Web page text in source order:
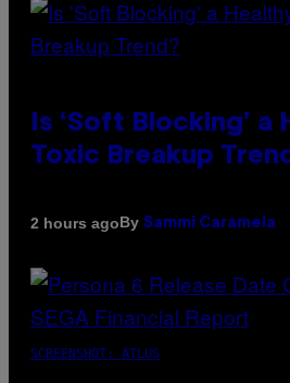
Is ‘Soft Blocking’ a
Toxic Breakup
2 hours agoBy Sammi Caramela
SCREENSHOT: ATLUS